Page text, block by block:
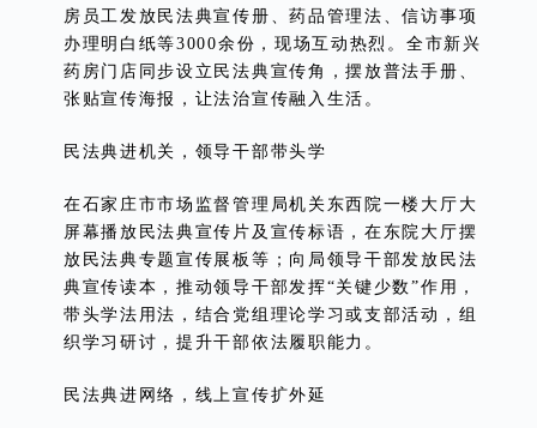
房员工发放民法典宣传册、药品管理法、信访事项
办理明白纸等3000余份，现场互动热烈。全市新兴
药房门店同步设立民法典宣传角，摆放普法手册、
张贴宣传海报，让法治宣传融入生活。
民法典进机关，领导干部带头学
在石家庄市市场监督管理局机关东西院一楼大厅大
屏幕播放民法典宣传片及宣传标语，在东院大厅摆
放民法典专题宣传展板等；向局领导干部发放民法
典宣传读本，推动领导干部发挥“关键少数”作用，
带头学法用法，结合党组理论学习或支部活动，组
织学习研讨，提升干部依法履职能力。
民法典进网络，线上宣传扩外延